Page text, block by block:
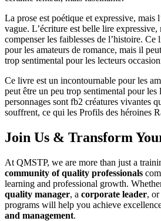
La prose est poétique et expressive, mais
vague. L’écriture est belle lire expressive,
compenser les faiblesses de l’histoire.
pour les amateurs de romance, mais il
trop sentimental pour les lecteurs
Ce livre est un incontournable pour les
peut être un peu trop sentimental pour les
personnages sont fb2 créatures vivantes
souffrent, ce qui les Profils des héroines
Join Us & Transform
At QMSTP, we are more than just a
community of quality professionals
learning and professional growth.
quality manager, a corporate leader, or
programs will help you achieve
and management.